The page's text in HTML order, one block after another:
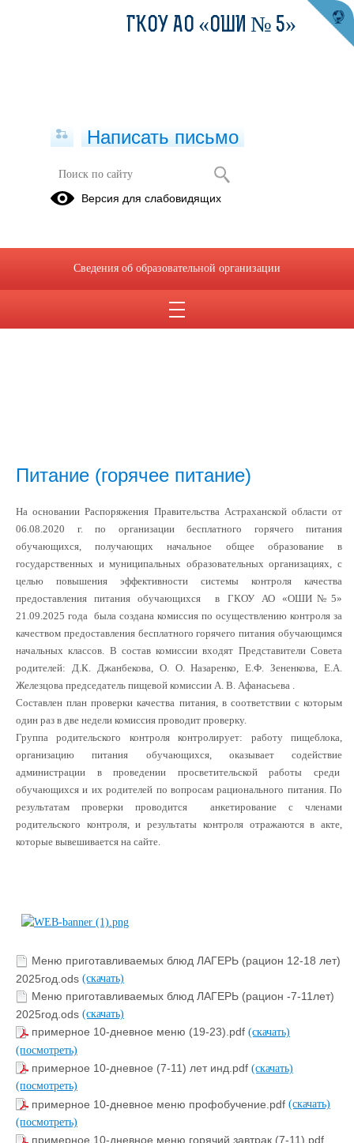
Питание (горячее питание)
На основании Распоряжения Правительства Астраханской области от
06.08.2020 г. по организации бесплатного горячего питания
обучающихся, получающих начальное общее образование в
государственных и муниципальных образовательных организациях, с
целью повышения эффективности системы контроля качества
предоставления питания обучающихся в ГКОУ АО «ОШИ№5»
21.09.2025 года была создана комиссия по осуществлению контроля за
качеством предоставления бесплатного горячего питания обучающимся
начальных классов. В состав комиссии входят Представители Совета
родителей: Д.К. Джанбекова, О. О. Назаренко, Е.Ф. Зененкова, Е.А.
Железцова председатель пищевой комиссии А. В. Афанасьева .
Составлен план проверки качества питания, в соответствии с которым
один раз в две недели комиссия проводит проверку.
Группа родительского контроля контролирует: работу пищеблока,
организацию питания обучающихся, оказывает содействие
администрации в проведении просветительской работы среди
обучающихся и их родителей по вопросам рационального питания. По
результатам проверки проводится анкетирование с членами
родительского контроля, и результаты контроля отражаются в акте,
которые вывешивается на сайте.
Меню приготавливаемых блюд ЛАГЕРЬ (рацион 12-18 лет)
2025год.ods (скачать)
Меню приготавливаемых блюд ЛАГЕРЬ (рацион -7-11лет)
2025год.ods (скачать)
примерное 10-дневное меню (19-23).pdf (скачать)
(посмотреть)
примерное 10-дневное (7-11) лет инд.pdf (скачать)
(посмотреть)
примерное 10-дневное меню профобучение.pdf (скачать)
(посмотреть)
примерное 10-дневное меню горячий завтрак (7-11).pdf
ГКОУ АО «ОШИ № 5»
Написать письмо
Версия для слабовидящих
Сведения об образовательной организации